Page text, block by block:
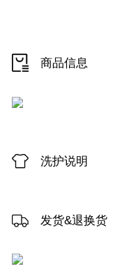
商品信息
洗护说明
发货&退换货